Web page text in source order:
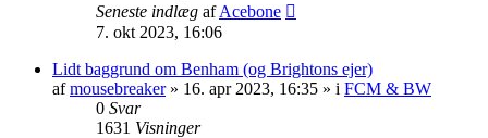
Seneste indlæg afAcebone
7. okt 2023, 16:06
Lidt baggrund om Benham (og Brightons ejer)
afmousebreaker» 16. apr 2023, 16:35 » i FCM & BW
0 Svar
1631 Visninger